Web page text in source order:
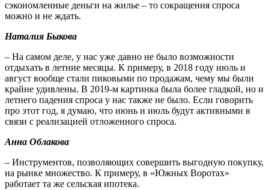
сэкономленные деньги на жилье – то сокращения спроса
можно и не ждать.
Наталия Быкова
– На самом деле, у нас уже давно не было возможности
отдыхать в летние месяцы. К примеру, в 2018 году июль и
август вообще стали пиковыми по продажам, чему мы были
крайне удивлены. В 2019-м картинка была более гладкой, но и
летнего падения спроса у нас также не было. Если говорить
про этот год, я думаю, что июнь и июль будут активными в
связи с реализацией отложенного спроса.
Анна Облакова
– Инструментов, позволяющих совершить выгодную покупку,
на рынке множество. К примеру, в «Южных Воротах»
работает та же сельская ипотека.